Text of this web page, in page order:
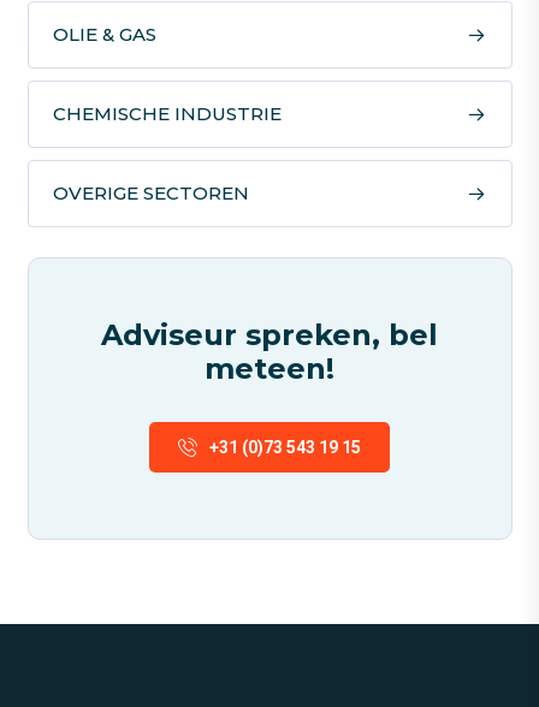
OLIE & GAS
CHEMISCHE INDUSTRIE
OVERIGE SECTOREN
Adviseur spreken, bel
meteen!
+31 (0)73 543 19 15